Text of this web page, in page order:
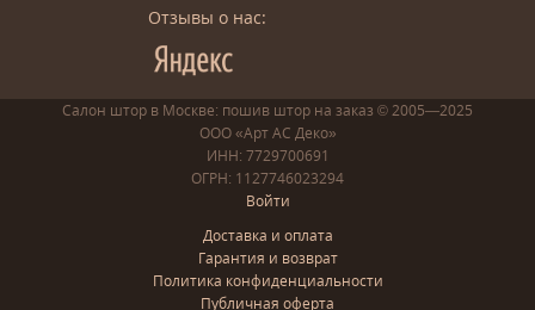
Отзывы о нас:
Салон штор в Москве: пошив штор на заказ © 2005—2025
ООО «Арт АС Деко»
ИНН: 7729700691
ОГРН: 1127746023294
Войти
Доставка и оплата
Гарантия и возврат
Политика конфиденциальности
Публичная оферта